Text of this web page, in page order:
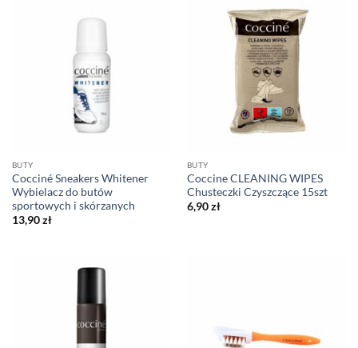
BUTY
Cocciné Sneakers Whitener
Wybielacz do butów
sportowych i skórzanych
13,90zł
BUTY
Coccine CLEANING WIPES
Chusteczki Czyszczące 15szt
6,90zł